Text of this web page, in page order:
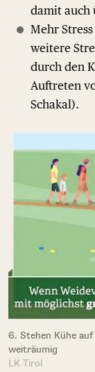
damit auch
Mehr
weitere
durch den
Auftreten
Schakal).
6. Stehen Kühe
weiträumig
LK Tirol